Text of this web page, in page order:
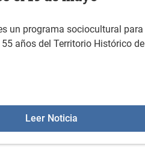
un programa sociocultural para
años del Territorio Histórico de
Leer Noticia